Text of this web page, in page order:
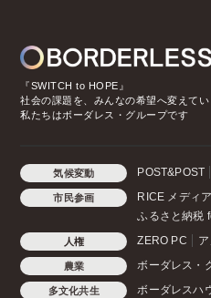
『SWITCH to HOPE』
社会の課題を、みんなの希望へ変えてい
私たちはボーダレス・グループです
気候変動 POST&POST
市民参画 RICE メディア
ふるさと納税
人権 ZERO PC
農業 ボーダレス・
多文化共生 ボーダレスハ